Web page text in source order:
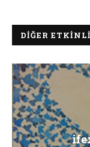
DIĞER